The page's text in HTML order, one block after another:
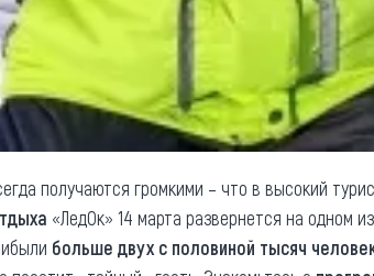
получаются громкими – что в высокий
«ЛедОк» 14 марта развернется на одном
больше двух с половиной тысяч